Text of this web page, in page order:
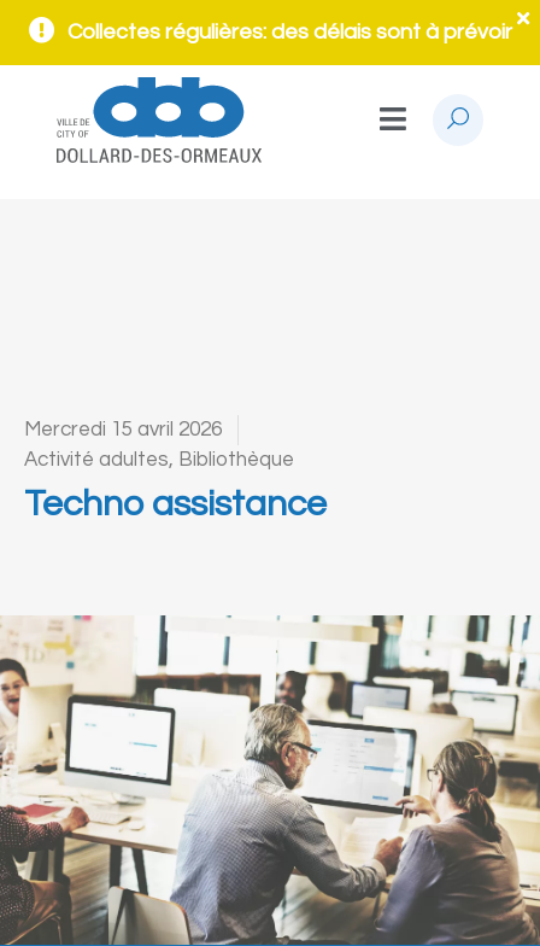
Collectes régulières: des délais sont à prévoir
Mercredi 15 avril 2026
Activité adultes, Bibliothèque
Techno assistance